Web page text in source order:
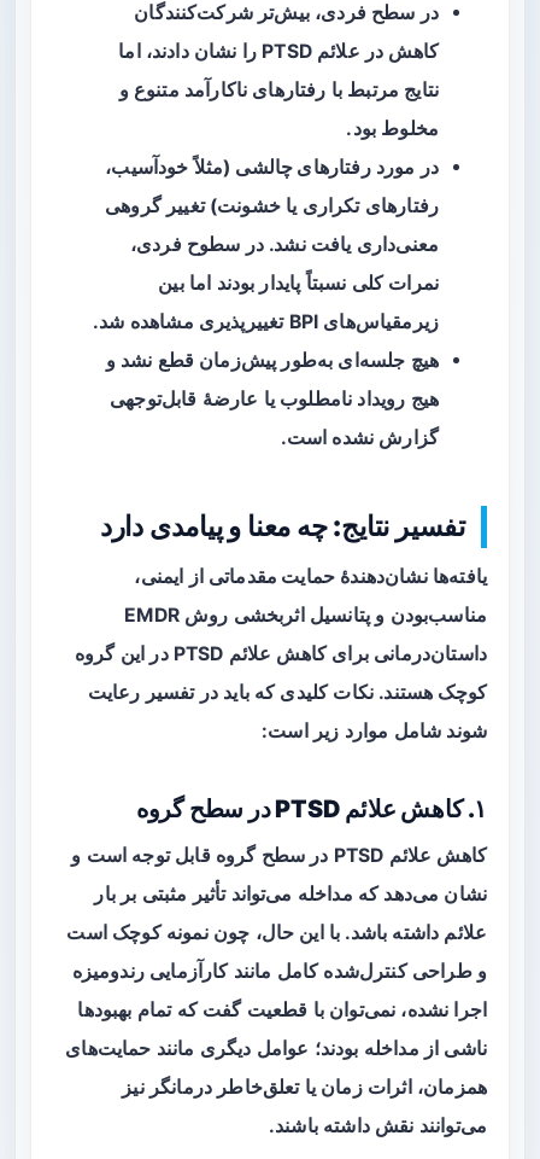
در سطح فردی، بیش‌تر شرکت‌کنندگان
کاهش در علائم PTSD را نشان دادند، اما
نتایج مرتبط با رفتارهای ناکارآمد متنوع و
مخلوط بود.
در موردرفتارهای چالشی (مثلاً خودآسیب،
رفتارهای تکراری یا خشونت) تغییر گروهی
معنی‌داری یافت نشد. در سطوح فردی،
نمرات کلی نسبتاً پایدار بودند اما بین
زیرمقیاس‌های BPI تغییرپذیری مشاهده شد.
هیچ جلسه‌ای به‌طور پیش‌زمان قطع نشد و
هیج رویداد نامطلوب یا عارضهٔ قابل‌توجهی
گزارش نشده است.
تفسیر نتایج: چه معنا و پیامدی دارد
یافته‌ها نشان‌دهندهٔ حمایت مقدماتی از ایمنی،
مناسب‌بودن و پتانسیل اثربخشی روش EMDR
داستان‌درمانی برای کاهش علائم PTSD در این گروه
کوچک هستند. نکات کلیدی که باید در تفسیر رعایت
شوند شامل موارد زیر است:
۱. کاهش علائم PTSD در سطح گروه
کاهش علائم PTSD در سطح گروه قابل توجه است و
نشان می‌دهد که مداخله می‌تواند تأثیر مثبتی بر بار
علائم داشته باشد. با این حال، چون نمونه کوچک است
و طراحی کنترل‌شده کامل مانند کارآزمایی رندومیزه
اجرا نشده، نمی‌توان با قطعیت گفت که تمام بهبودها
ناشی از مداخله بودند؛ عوامل دیگری مانند حمایت‌های
همزمان، اثرات زمان یا تعلق‌خاطر درمانگر نیز
می‌توانند نقش داشته باشند.